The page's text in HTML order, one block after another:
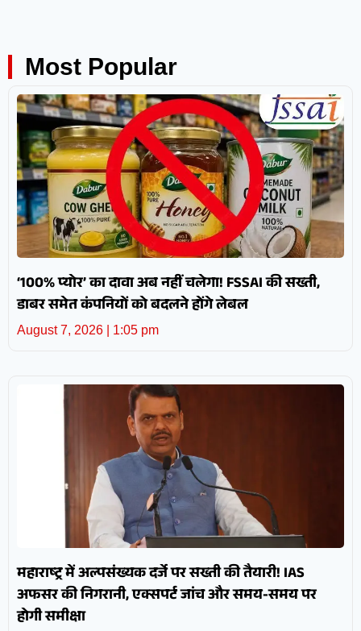
Most Popular
‘100% प्योर’ का दावा अब नहीं चलेगा! FSSAI की सख्ती,
डाबर समेत कंपनियों को बदलने होंगे लेबल
August 7, 2026 1:05 pm
महाराष्ट्र में अल्पसंख्यक दर्जे पर सख्ती की तैयारी! IAS
अफसर की निगरानी, एक्सपर्ट जांच और समय-समय पर
होगी समीक्षा